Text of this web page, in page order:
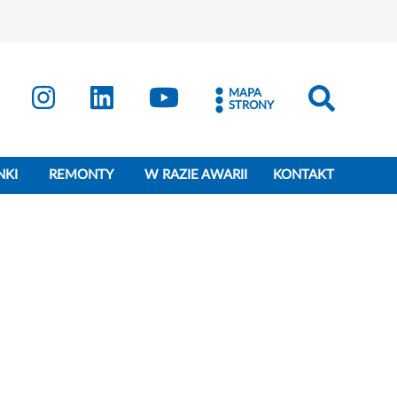
MAPA
STRONY
REMONTY W RAZIE AWARII KONTAKT